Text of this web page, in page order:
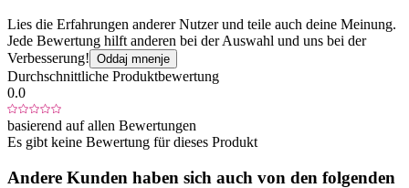
Lies die Erfahrungen anderer Nutzer und teile auch deine Meinung.
Jede Bewertung hilft anderen bei der Auswahl und uns bei der
Verbesserung! Oddaj mnenje
Durchschnittliche Produktbewertung
0.0
basierend auf allen Bewertungen
Es gibt keine Bewertung für dieses Produkt
Andere Kunden haben sich auch von den folgenden